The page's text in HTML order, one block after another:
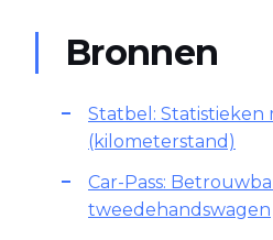
Bronnen
Statbel:
(kilometerstand)
Car-Pass:
tweedehandswagen